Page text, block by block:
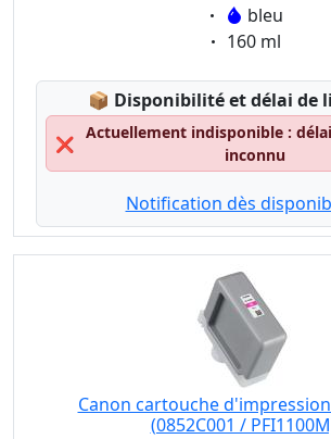
Eigenschaft:
bleu
Eigenschaft:
160 ml
📦 Lagerstatus:
Disponibilité et délai de
❌
Actuellement indisponible :
inconnu
Notification dès
Canon cartouche
(0852C001 /